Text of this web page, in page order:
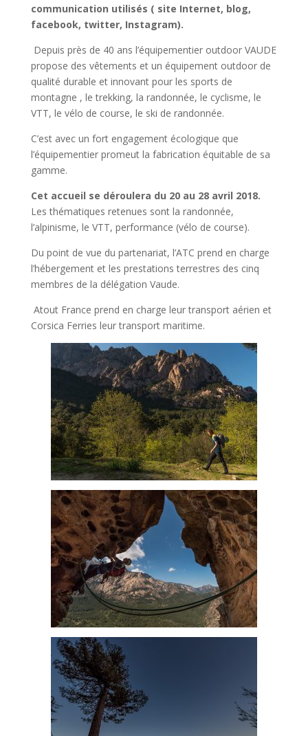
communication utilisés ( site Internet, blog,
facebook, twitter, Instagram).
Depuis près de 40 ans l’équipementier outdoor VAUDE
propose des vêtements et un équipement outdoor de
qualité durable et innovant pour les sports de
montagne , le trekking, la randonnée, le cyclisme, le
VTT, le vélo de course, le ski de randonnée.
C’est avec un fort engagement écologique que
l’équipementier promeut la fabrication équitable de sa
gamme.
Cet accueil se déroulera du 20 au 28 avril 2018.
Les thématiques retenues sont la randonnée,
l’alpinisme, le VTT, performance (vélo de course).
Du point de vue du partenariat, l’ATC prend en charge
l’hébergement et les prestations terrestres des cinq
membres de la délégation Vaude.
Atout France prend en charge leur transport aérien et
Corsica Ferries leur transport maritime.